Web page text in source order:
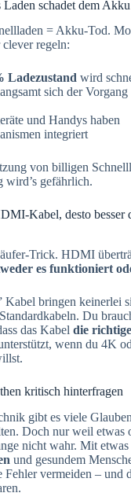
Laden schadet dem Akku
= Akku-Tod.
regeln:
Ladezustand wird
sich der Vorgang
und Handys haben
integriert
von billigen
wird’s gefährlich.
Kabel, desto besser
Trick. HDMI
es funktioniert
Kabel bringen keinerlei
Du
das Kabel die
wenn du 4K
kritisch hinterfragen
gibt es viele
Doch nur weil etwas
nicht wahr. Mit etwas
und gesundem
Fehler vermeiden – und